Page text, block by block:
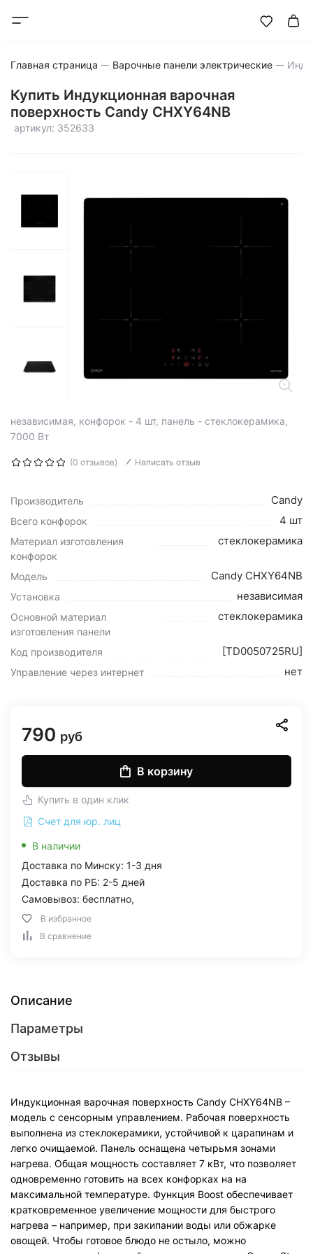
Главная страница Варочные панели электрические
Купить Индукционная варочная
поверхность Candy CHXY64NB
артикул: 352633
независимая, конфорок - 4 шт, панель - стеклокерамика,
7000 Вт
(0 отзывов) Написать отзыв
Производитель Candy
Всего конфорок 4 шт
Материал изготовления
конфорок
стеклокерамика
Модель Candy CHXY64NB
Установка независимая
Основной материал
изготовления панели
стеклокерамика
Код производителя [TD0050725RU]
Управление через интернет нет
790 руб
В корзину
Купить в один клик
Счет для юр. лиц
В наличии
Доставка по Минску: 1-3 дня
Доставка по РБ: 2-5 дней
Самовывоз: бесплатно,
В избранное
В сравнение
Описание
Параметры
Отзывы
Индукционная варочная поверхность Candy CHXY64NB –
модель с сенсорным управлением. Рабочая поверхность
выполнена из стеклокерамики, устойчивой к царапинам и
легко очищаемой. Панель оснащена четырьмя зонами
нагрева. Общая мощность составляет 7 кВт, что позволяет
одновременно готовить на всех конфорках на на
максимальной температуре. Функция Boost обеспечивает
кратковременное увеличение мощности для быстрого
нагрева – например, при закипании воды или обжарке
овощей. Чтобы готовое блюдо не остыло, можно